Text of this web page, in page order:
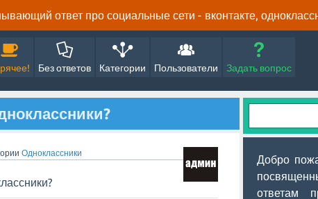
ответ про социальные сети - вконтакте,
Без ответов Категории Пользователи Задать вопрос
Одноклассники
Добро
ответам